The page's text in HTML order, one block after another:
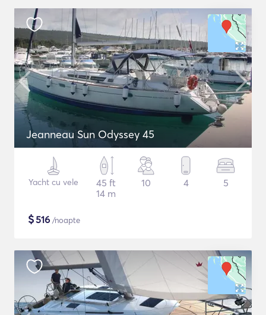
Jeanneau Sun Odyssey 45
Yacht cu vele
45 ft
14 m
10 4 5
$516 /noapte